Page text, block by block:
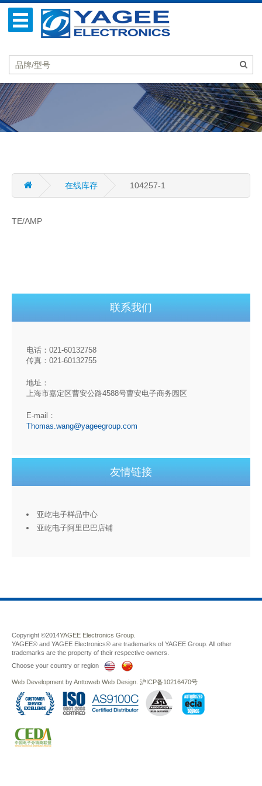
在线库存 104257-1
TE/AMP
联系我们
电话：021-60132758
传真：021-60132755
地址：
上海市嘉定区曹安公路4588号曹安电子商务园区
E-mail：
Thomas.wang@yageegroup.com
友情链接
亚屹电子样品中心
亚屹电子阿里巴巴店铺
Copyright ©2014YAGEE Electronics Group.
YAGEE® and YAGEE Electronics® are trademarks of YAGEE Group. All other
trademarks are the property of their respective owners.
Choose your country or region
Web Development byAnttoweb Web Design 沪ICP备10216470号